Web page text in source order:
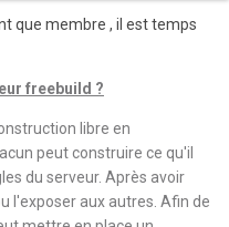
que membre , il est temps
freebuild ?
libre en
peut construire ce qu'il
du serveur. Après avoir
l'exposer aux autres. Afin de